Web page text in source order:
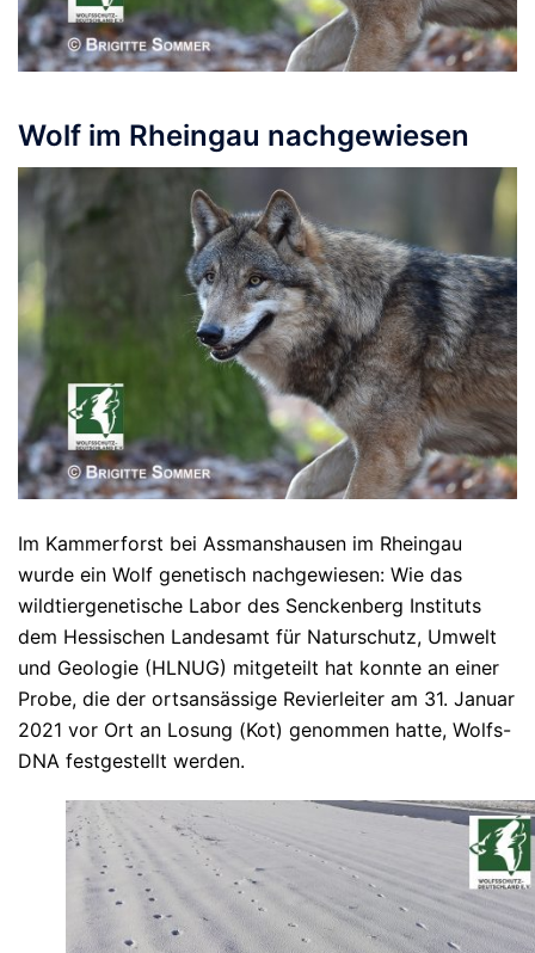
Wolf im Rheingau nachgewiesen
Im Kammerforst bei Assmanshausen im Rheingau
wurde ein Wolf genetisch nachgewiesen: Wie das
wildtiergenetische Labor des Senckenberg Instituts
dem Hessischen Landesamt für Naturschutz, Umwelt
und Geologie (HLNUG) mitgeteilt hat konnte an einer
Probe, die der ortsansässige Revierleiter am 31. Januar
2021 vor Ort an Losung (Kot) genommen hatte, Wolfs-
DNA festgestellt werden.